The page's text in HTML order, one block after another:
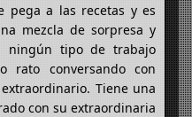
pega a las recetas y es
mezcla de sorpresa y
ningún tipo de trabajo
rato conversando con
Tiene una
con su extraordinaria